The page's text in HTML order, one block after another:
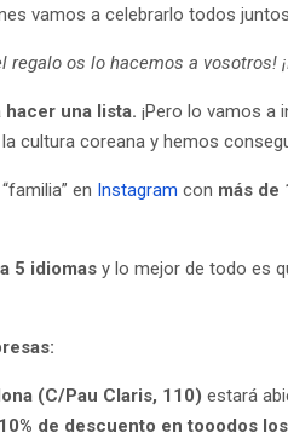
vamos a celebrarlo todos
os lo hacemos a vosotros!
una lista. ¡Pero lo vamos a
cultura coreana y hemos
en Instagram con más de
a 5 idiomas y lo mejor de todo es
(C/Pau Claris, 110) estará
10% de descuento en tooodos